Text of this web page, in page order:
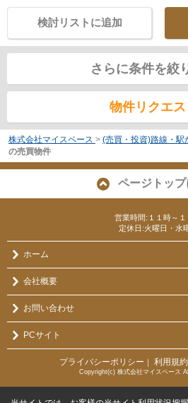
検討リストに追加
さらに条件を絞
物件リクエス
株式会社マイスペース > (売買・投資)路線・駅
の売買物件
ページトップ
営業時間:１１時～１
定休日:火曜日・水
ホーム
会社概要
お問い合わせ
PCサイト
プライバシーポリシー ｜ 利用規約
Copyright(c) 株式会社マイスペース